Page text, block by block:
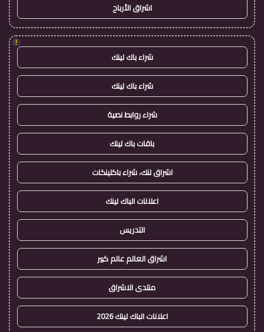
اشراق الأرباح
!
شراء باك لينك
شراء باك لينك
شراء روابط نصية
باقات باك لينك
اشراق لنك، شراء باكلينكات
اعلانات الباك لينك
التدريس
اشراق العالم عالم كبير
منتدى الاشراق
اعلانات الباك لينك 2026